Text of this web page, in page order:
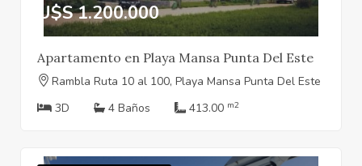
U$S 1.200.000
Apartamento en Playa Mansa Punta Del Este
Rambla Ruta 10 al 100, Playa Mansa Punta Del Este
3D
4 Baños 413.00 m2